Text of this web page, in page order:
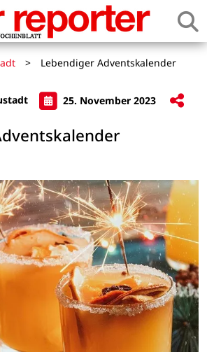
> Lebendiger Adventskalender
25. November 2023